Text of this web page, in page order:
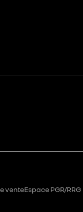
venteEspace PGR/RRG